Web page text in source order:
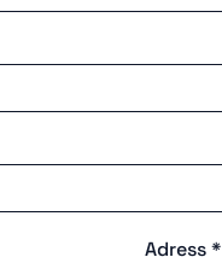
Adress *